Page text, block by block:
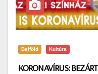
Belföld Kultúra
KORONAVÍRUS: